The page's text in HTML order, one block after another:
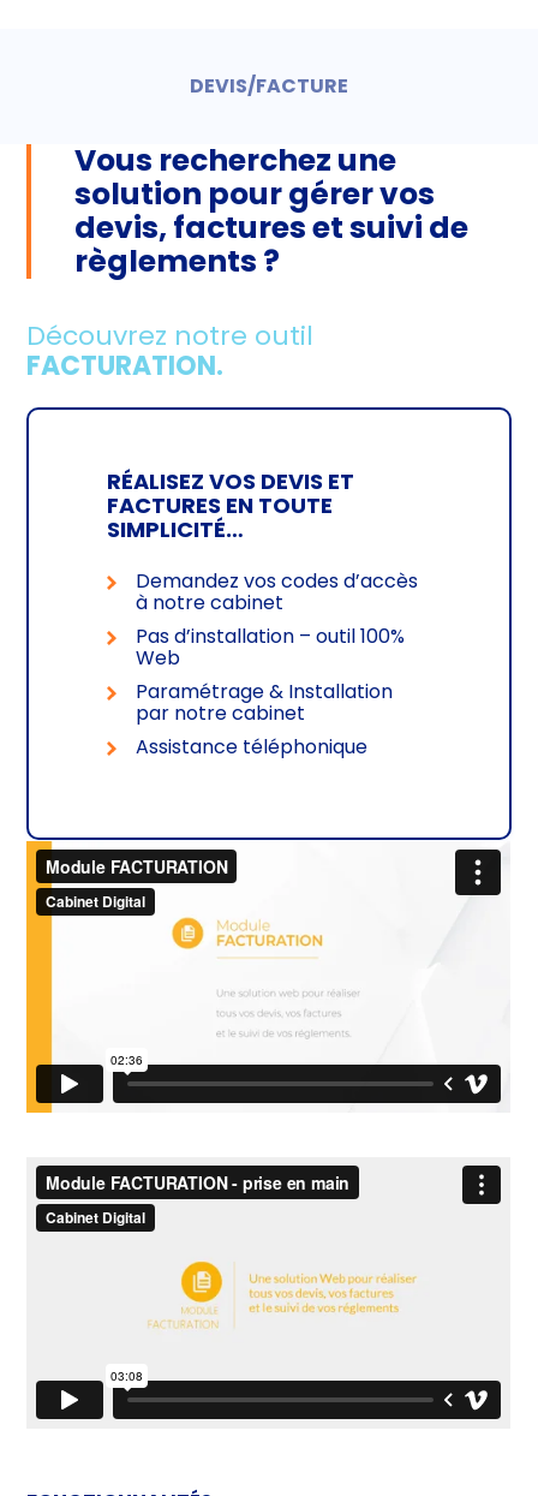
DEVIS/FACTURE
Vous recherchez une
solution pour gérer vos
devis, factures et suivi de
règlements ?
Découvrez notre outil
FACTURATION.
RÉALISEZ VOS DEVIS ET
FACTURES EN TOUTE
SIMPLICITÉ…
Demandez vos codes d’accès
à notre cabinet
Pas d’installation – outil 100%
Web
Paramétrage & Installation
par notre cabinet
Assistance téléphonique